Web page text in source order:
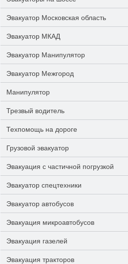
Эвакуатор Московская область
Эвакуатор МКАД
Эвакуатор Манипулятор
Эвакуатор Межгород
Манипулятор
Трезвый водитель
Техпомощь на дороге
Грузовой эвакуатор
Эвакуация с частичной погрузкой
Эвакуатор спецтехники
Эвакуатор автобусов
Эвакуация микроавтобусов
Эвакуация газелей
Эвакуация тракторов